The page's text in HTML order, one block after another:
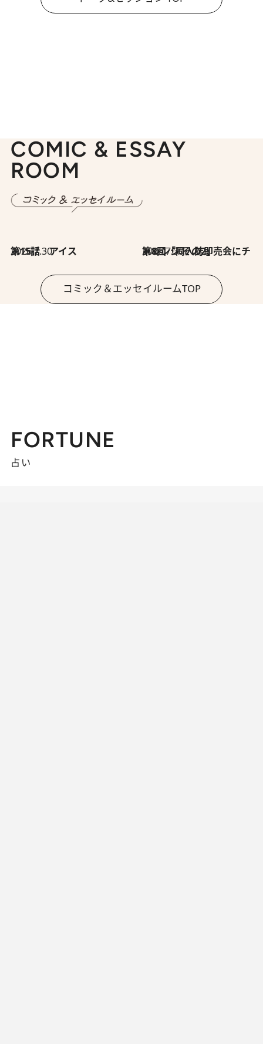
COMIC & ESSAY
ROOM
2026.7.30
第15話 アイス 2026.7.30
第8回「同人誌即売会にチャレンジ その2」
コミック＆エッセイルームTOP
FORTUNE
占い